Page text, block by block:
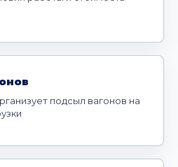
подсыл вагонов на